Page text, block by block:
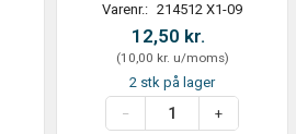
Varenr.: 214512 X1-09
12,50 kr.
(10,00 kr. u/moms)
2 stk på lager